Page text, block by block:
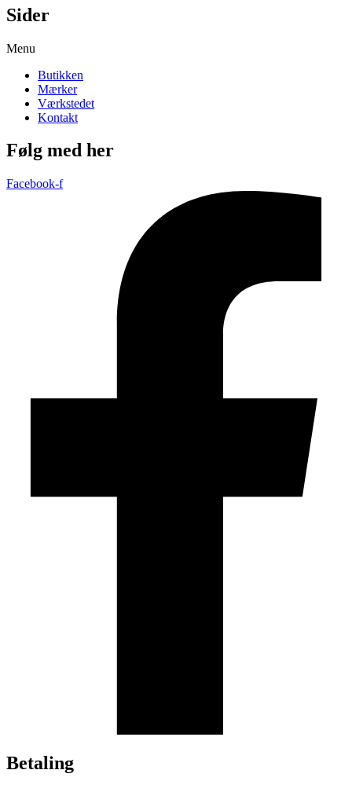
Sider
Menu
Butikken
Mærker
Værkstedet
Kontakt
Følg med her
Facebook-f
Betaling